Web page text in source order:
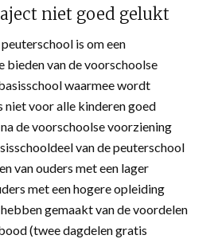
niet goed gelukt
is om een
van de voorschoolse
waarmee wordt
niet voor alle kinderen goed
de voorschoolse voorziening
van de peuterschool
van ouders met een lager
met een hogere opleiding
gemaakt van de voordelen
(twee dagdelen gratis